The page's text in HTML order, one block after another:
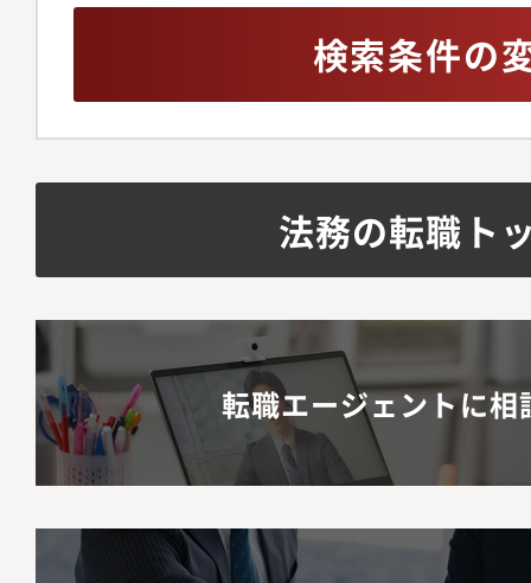
検索条件の
法務の転職ト
転職エージェントに相